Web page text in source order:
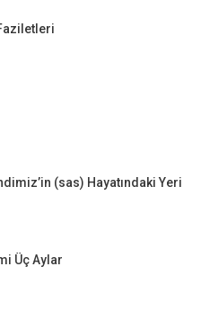
(sas) Hayatındaki Yeri
Üç Aylar